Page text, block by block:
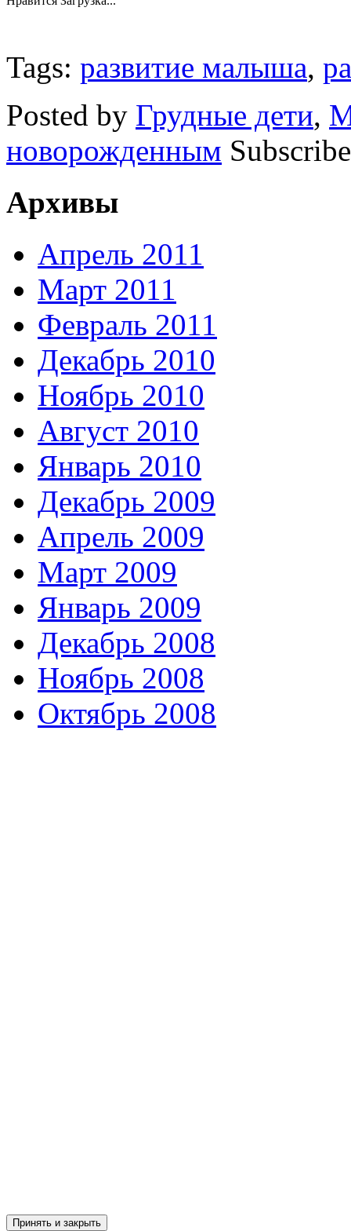
Tags: развитие малыша,
Posted by Грудные дети,
новорожденным
Архивы
Апрель 2011
Март 2011
Февраль 2011
Декабрь 2010
Ноябрь 2010
Август 2010
Январь 2010
Декабрь 2009
Апрель 2009
Март 2009
Январь 2009
Декабрь 2008
Ноябрь 2008
Октябрь 2008